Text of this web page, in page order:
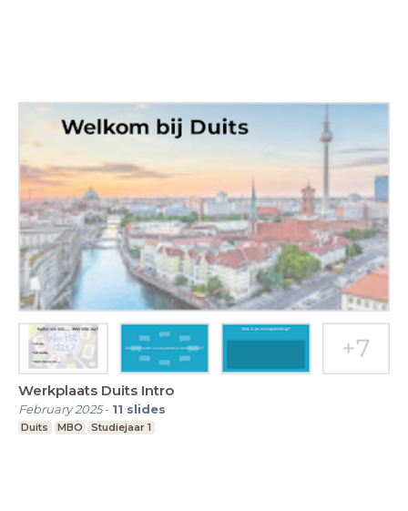
Werkplaats Duits Intro
February 2025- 11 slides
Duits MBO Studiejaar 1